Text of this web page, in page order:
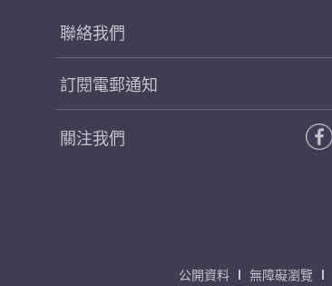
聯絡我們
訂閱電郵通知
關注我們
公開資料 無障礙瀏覽